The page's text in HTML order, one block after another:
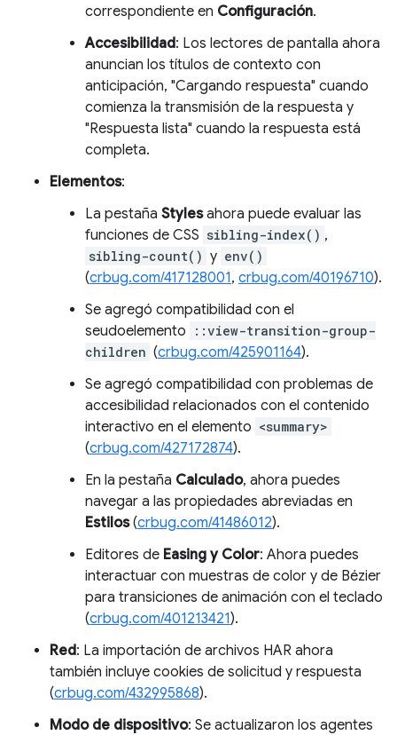
correspondiente en Configuración.
Accesibilidad: Los lectores de pantalla ahora
anuncian los títulos de contexto con
anticipación, "Cargando respuesta" cuando
comienza la transmisión de la respuesta y
"Respuesta lista" cuando la respuesta está
completa.
Elementos:
La pestaña Stylesahora puede evaluar las
funciones de CSS sibling-index() ,
sibling-count() y env()
(crbug.com/417128001, crbug.com/40196710).
Se agregó compatibilidad con el
seudoelemento
::view-transition-group-
children (crbug.com/425901164).
Se agregó compatibilidad con problemas de
accesibilidad relacionados con el contenido
interactivo en el elemento <summary>
(crbug.com/427172874).
En la pestaña Calculado, ahora puedes
navegar a las propiedades abreviadas en
Estilos(crbug.com/41486012).
Editores de Easing y Color: Ahora puedes
interactuar con muestras de color y de Bézier
para transiciones de animación con el teclado
(crbug.com/401213421).
Red: La importación de archivos HAR ahora
también incluye cookies de solicitud y respuesta
(crbug.com/432995868).
Modo de dispositivo: Se actualizaron los agentes